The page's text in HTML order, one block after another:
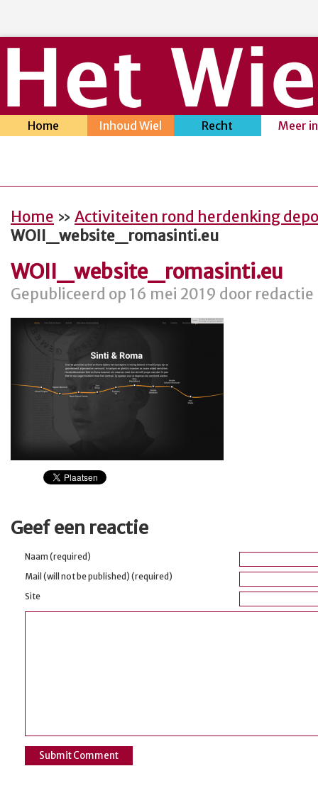
Home Inhoud Wiel Recht Meer
Home » Activiteiten rond herdenking
WOII_website_romasinti.eu
WOII_website_romasinti.eu
Gepubliceerd op 16 mei 2019 door redactie
Geef een reactie
Naam (required)
Mail (will not be published) (required)
Site